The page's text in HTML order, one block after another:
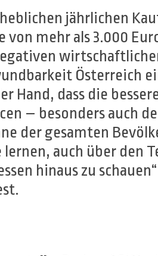
jährlichen
mehr als 3.000
Österreich
Hand, dass die
– besonders auch
der gesamten
auch über den
hinaus zu